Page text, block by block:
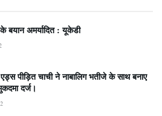
बयान अमर्यादित : यूकेडी
पीड़ित चाची ने नाबालिग भतीजे के साथ बनाए
दर्ज।